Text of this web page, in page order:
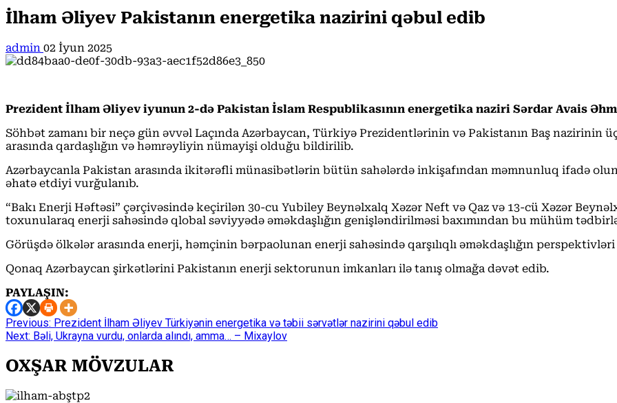
İlham Əliyev Pakistanın energetika nazirini qəbul edib
admin 02 İyun 2025
Prezident İlham Əliyev iyunun 2-də Pakistan İslam Respublikasının energetika naziri Sərdar Avais
Söhbət zamanı bir neçə gün əvvəl Laçında Azərbaycan, Türkiyə Prezidentlərinin və Pakistanın Baş
arasında qardaşlığın və həmrəyliyin nümayişi olduğu bildirilib.
Azərbaycanla Pakistan arasında ikitərəfli münasibətlərin bütün sahələrdə inkişafından məmnunluq ifadə
əhatə etdiyi vurğulanıb.
“Bakı Enerji Həftəsi” çərçivəsində keçirilən 30-cu Yubiley Beynəlxalq Xəzər Neft və Qaz və 13-cü Xəzər
toxunularaq enerji sahəsində qlobal səviyyədə əməkdaşlığın genişləndirilməsi baxımından bu mühüm
Görüşdə ölkələr arasında enerji, həmçinin bərpaolunan enerji sahəsində qarşılıqlı əməkdaşlığın
Qonaq Azərbaycan şirkətlərini Pakistanın enerji sektorunun imkanları ilə tanış olmağa dəvət edib.
PAYLAŞIN:
Continue
Reading
Previous: Prezident İlham Əliyev Türkiyənin energetika və təbii sərvətlər nazirini qəbul edib
Next: Bəli, Ukrayna vurdu, onlarda alındı, amma… – Mixaylov
OXŞAR MÖVZULAR